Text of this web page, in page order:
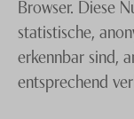
Browser. Diese
statistische,
erkennbar sind,
entsprechend